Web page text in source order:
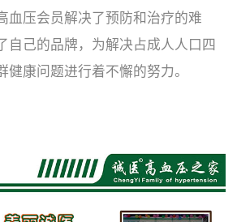
血压会员解决了预防和治疗的难
自己的品牌，为解决占成人人口四
健康问题进行着不懈的努力。